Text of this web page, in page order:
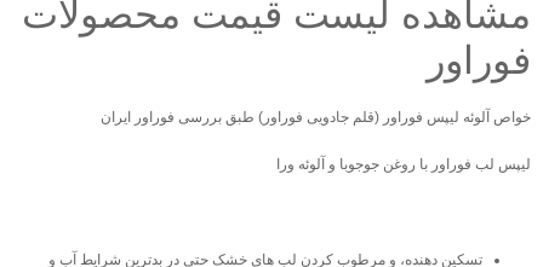
مشاهده لیست قیمت محصولات
فوراور
خواص آلوئه لیپس فوراور (قلم جادویی فوراور) طبق بررسی فوراور ایران
لیپس لب فوراور با روغن جوجوبا و آلوئه ورا
تسکین دهنده، و مرطوب کردن لب های خشک حتی در بدترین شرایط آب و